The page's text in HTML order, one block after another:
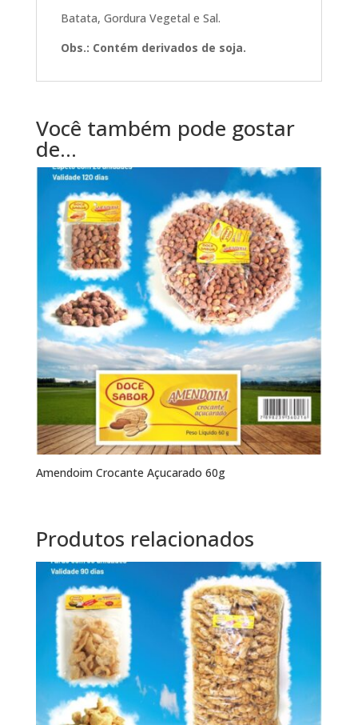
Batata, Gordura Vegetal e Sal.
Obs.: Contém derivados de soja.
Você também pode gostar
de…
Amendoim Crocante Açucarado 60g
Produtos relacionados